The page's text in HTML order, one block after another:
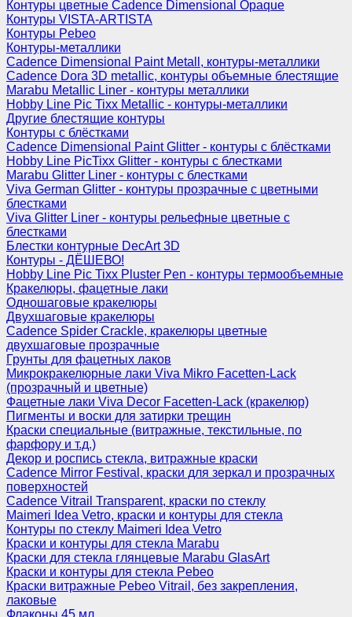
Контуры цветные Cadence Dimensional Opaque
Контуры VISTA-ARTISTA
Контуры Pebeo
Контуры-металлики
Cadence Dimensional Paint Metall, контуры-металлики
Cadence Dora 3D metallic, контуры объемные блестящие
Marabu Metallic Liner - контуры металлики
Hobby Line Pic Tixx Metallic - контуры-металлики
Другие блестящие контуры
Контуры с блёстками
Cadence Dimensional Paint Glitter - контуры с блёстками
Hobby Line PicTixx Glitter - контуры с блестками
Marabu Glitter Liner - контуры с блестками
Viva German Glitter - контуры прозрачные с цветными
блестками
Viva Glitter Liner - контуры рельефные цветные с
блестками
Блестки контурные DecArt 3D
Контуры - ДЁШЕВО!
Hobby Line Pic Tixx Pluster Pen - контуры термообъемные
Кракелюры, фацетные лаки
Одношаговые кракелюры
Двухшаговые кракелюры
Cadence Spider Crackle, кракелюры цветные
двухшаговые прозрачные
Грунты для фацетных лаков
Микрокракелюрные лаки Viva Mikro Facetten-Lack
(прозрачный и цветные)
Фацетные лаки Viva Decor Facetten-Lack (кракелюр)
Пигменты и воски для затирки трещин
Краски специальные (витражные, текстильные, по
фарфору и т.д.)
Декор и роспись стекла, витражные краски
Cadence Mirror Festival, краски для зеркал и прозрачных
поверхностей
Cadence Vitrail Transparent, краски по стеклу
Maimeri Idea Vetro, краски и контуры для стекла
Контуры по стеклу Maimeri Idea Vetro
Краски и контуры для стекла Marabu
Краски для стекла глянцевые Marabu GlasArt
Краски и контуры для стекла Pebeo
Краски витражные Pebeo Vitrail, без закрепления,
лаковые
Флаконы 45 мл